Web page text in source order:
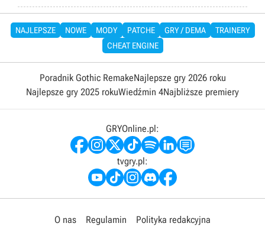
NAJLEPSZE NOWE MODY PATCHE GRY / DEMA
TRAINERY
CHEAT ENGINE
Poradnik Gothic RemakeNajlepsze gry 2026 roku
Najlepsze gry 2025 rokuWiedźmin 4Najbliższe premiery
GRYOnline.pl:
tvgry.pl:
O nas Regulamin Polityka redakcyjna